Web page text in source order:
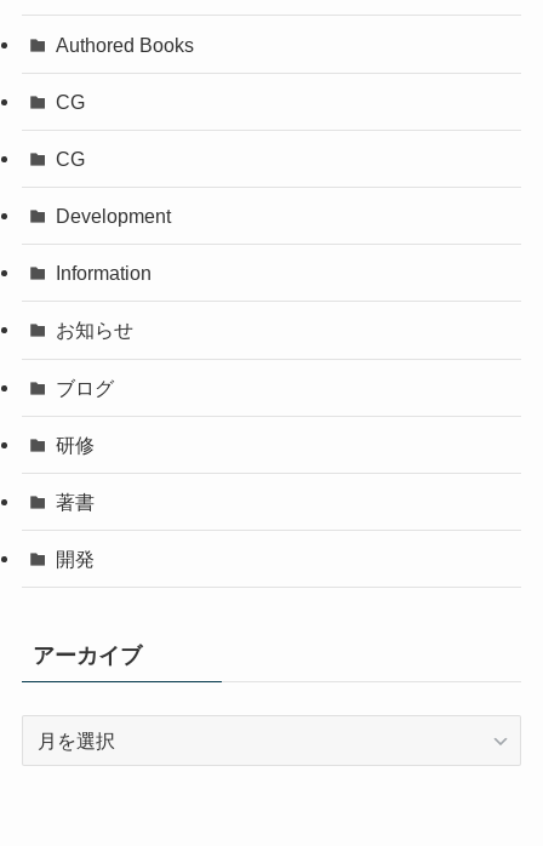
Authored Books
CG
CG
Development
Information
お知らせ
ブログ
研修
著書
開発
アーカイブ